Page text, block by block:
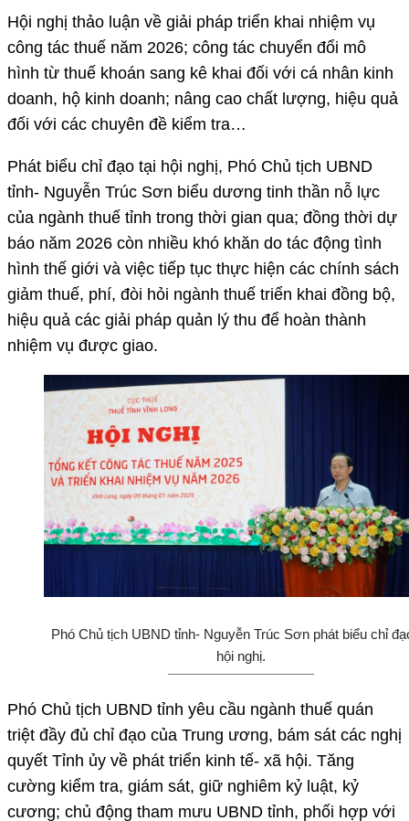
Hội nghị thảo luận về giải pháp triển khai nhiệm vụ
công tác thuế năm 2026; công tác chuyển đổi mô
hình từ thuế khoán sang kê khai đối với cá nhân kinh
doanh, hộ kinh doanh; nâng cao chất lượng, hiệu quả
đối với các chuyên đề kiểm tra…
Phát biểu chỉ đạo tại hội nghị, Phó Chủ tịch UBND
tỉnh- Nguyễn Trúc Sơn biểu dương tinh thần nỗ lực
của ngành thuế tỉnh trong thời gian qua; đồng thời dự
báo năm 2026 còn nhiều khó khăn do tác động tình
hình thế giới và việc tiếp tục thực hiện các chính sách
giảm thuế, phí, đòi hỏi ngành thuế triển khai đồng bộ,
hiệu quả các giải pháp quản lý thu để hoàn thành
nhiệm vụ được giao.
Phó Chủ tịch UBND tỉnh- Nguyễn Trúc Sơn phát biểu chỉ
hội nghị.
Phó Chủ tịch UBND tỉnh yêu cầu ngành thuế quán
triệt đầy đủ chỉ đạo của Trung ương, bám sát các nghị
quyết Tỉnh ủy về phát triển kinh tế- xã hội. Tăng
cường kiểm tra, giám sát, giữ nghiêm kỷ luật, kỷ
cương; chủ động tham mưu UBND tỉnh, phối hợp với